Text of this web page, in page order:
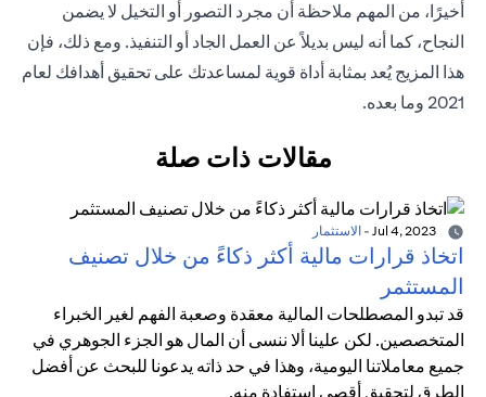
أخيرًا، من المهم ملاحظة أن مجرد التصور أو التخيل لا يضمن
النجاح، كما أنه ليس بديلاً عن العمل الجاد أو التنفيذ. ومع ذلك، فإن
هذا المزيج يُعد بمثابة أداة قوية لمساعدتك على تحقيق أهدافك لعام
2021 وما بعده.
مقالات ذات صلة
- الاستثمار
اتخاذ قرارات مالية أكثر ذكاءً من خلال تصنيف
المستثمر
قد تبدو المصطلحات المالية معقدة وصعبة الفهم لغير الخبراء
المتخصصين. لكن علينا ألا ننسى أن المال هو الجزء الجوهري في
جميع معاملاتنا اليومية، وهذا في حد ذاته يدعونا للبحث عن أفضل
الطرق لتحقيق أقصى استفادة منه.